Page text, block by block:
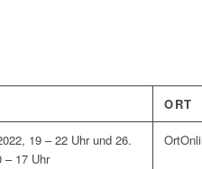
ORT
19 – 22 Uhr und 26.
– 17 Uhr